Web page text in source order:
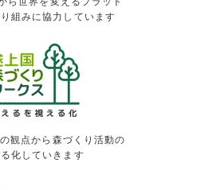
組みに協力しています
観点から森づくり活動の
化していきます